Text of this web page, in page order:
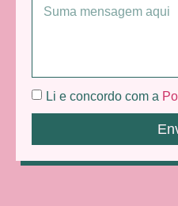
Li e concordo com a